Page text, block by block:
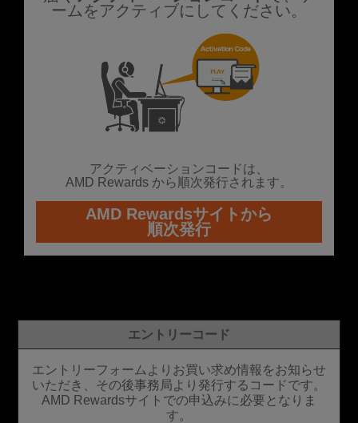
ームをアクティブにしてください。
アクティベーションコードは、
AMD Rewards から順次発行されます。
AMD Rewardsサイトから
順次発行
エントリーコード
エントリーフォームよりお買い求め情報をお知らせ
いただき、その後事務局より発行するコードです。
AMD Rewardsサイトでの申込みに必要となりま
す。